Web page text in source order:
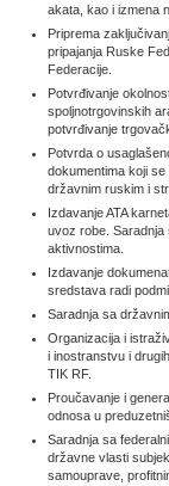
akata, kao i izmena
Priprema
pripajanja Ruske
Federacije.
Potvrđivanje
spoljnotrgovinskih
potvrđivanje
Potvrda o
dokumentima koji
državnim ruskim i
Izdavanje ATA
uvoz robe. Saradnja
aktivnostima.
Izdavanje
sredstava radi
Saradnja sa
Organizacija i
i inostranstvu i
TIK RF.
Proučavanje i
odnosa u
Saradnja sa
državne vlasti
samouprave,